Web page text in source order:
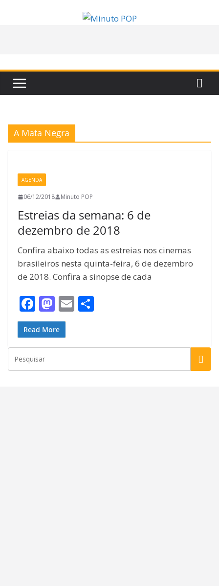
A Mata Negra
AGENDA
06/12/2018 Minuto POP
Estreias da semana: 6 de
dezembro de 2018
Confira abaixo todas as estreias nos cinemas
brasileiros nesta quinta-feira, 6 de dezembro
de 2018. Confira a sinopse de cada
F
ac
e
b
o
M
as
to
d
o
E
m
l e
Read More